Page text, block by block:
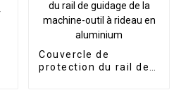
Couvercle de
protection du rail de